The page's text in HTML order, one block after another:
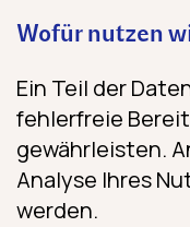
Wofür nutzen
Ein Teil der
fehlerfreie
gewährleisten.
Analyse Ihres
werden.